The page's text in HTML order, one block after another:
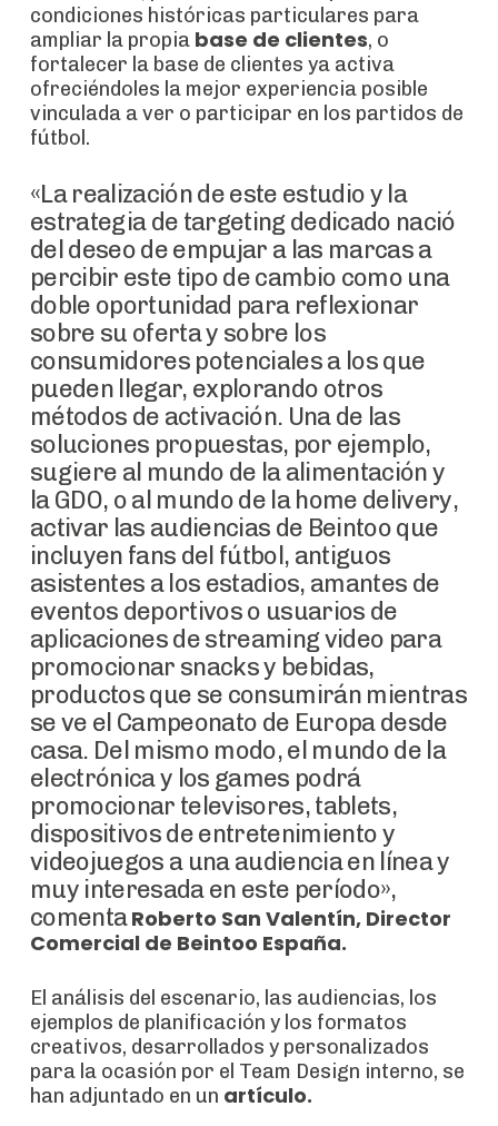
condiciones históricas particulares para
ampliar la propia base de clientes, o
fortalecer la base de clientes ya activa
ofreciéndoles la mejor experiencia posible
vinculada a ver o participar en los partidos de
fútbol.
«La realización de este estudio y la
estrategia de targeting dedicado nació
del deseo de empujar a las marcas a
percibir este tipo de cambio como una
doble oportunidad para reflexionar
sobre su oferta y sobre los
consumidores potenciales a los que
pueden llegar, explorando otros
métodos de activación. Una de las
soluciones propuestas, por ejemplo,
sugiere al mundo de la alimentación y
la GDO, o al mundo de la home delivery,
activar las audiencias de Beintoo que
incluyen fans del fútbol, ​​antiguos
asistentes a los estadios, amantes de
eventos deportivos o usuarios de
aplicaciones de streaming video para
promocionar snacks y bebidas,
productos que se consumirán mientras
se ve el Campeonato de Europa desde
casa. Del mismo modo, el mundo de la
electrónica y los games podrá
promocionar televisores, tablets,
dispositivos de entretenimiento y
videojuegos a una audiencia en línea y
muy interesada en este período»,
comentaRoberto San Valentín, Director
Comercial de Beintoo España.
El análisis del escenario, las audiencias, los
ejemplos de planificación y los formatos
creativos, desarrollados y personalizados
para la ocasión por el Team Design interno, se
han adjuntado en un artículo.